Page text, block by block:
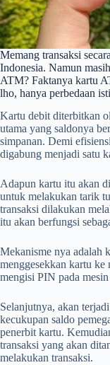
Memang transaksi
Indonesia. Namun
ATM? Faktanya kartu
lho, hanya perbedaan
Kartu debit diterbitkan
utama yang saldonya
simpanan. Demi
digabung menjadi satu
Adapun kartu itu akan
untuk melakukan tarik
transaksi dilakukan
itu akan berfungsi
Mekanisme nya adalah
menggesekkan kartu ke
mengisi PIN pada
Selanjutnya, akan
kecukupan saldo
penerbit kartu.
transaksi yang akan
melakukan transaksi.